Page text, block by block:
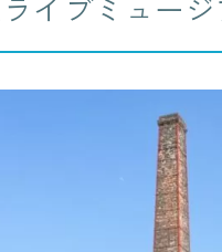
ライブミュー